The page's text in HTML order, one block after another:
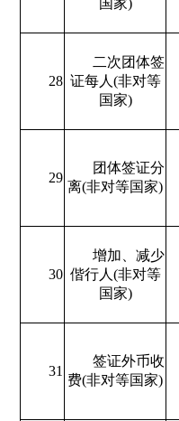
国家)
28
二次团体签
证每人(非对等
国家)
29
团体签证分
离(非对等国家)
30
增加、减少
偕行人(非对等
国家)
31
签证外币收
费(非对等国家)